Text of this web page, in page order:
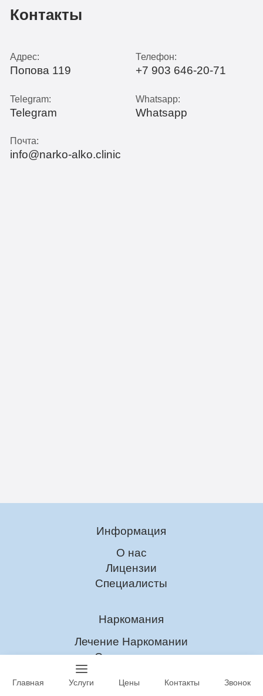
Контакты
Адрес:
Попова 119
Телефон:
+7 903 646-20-71
Telegram:
Telegram
Whatsapp:
Whatsapp
Почта:
info@narko-alko.clinic
Информация
О нас
Лицензии
Специалисты
Наркомания
Лечение Наркомании
Снятие ломки
УБОД
Главная Услуги Цены Контакты Звонок